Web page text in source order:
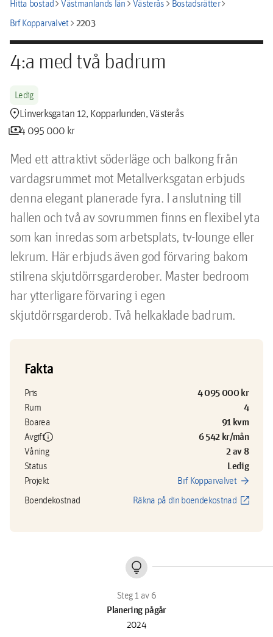
Hitta bostadchevron_rightVästmanlands länchevron_rightVästeråschevron_rightBostadsrätterchevron_right
Brf Kopparvalvetchevron_right2203
4:a med två badrum
Ledig
location_pinLinverksgatan 12, Kopparlunden, Västerås
payments4 095 000 kr
Med ett attraktivt söderläge och balkong från
vardagsrummet mot Metallverksgatan erbjuds
denna elegant planerade fyra. I anslutning till
hallen och två av sovrummen finns en flexibel yta
som kan inredas som arbetsplats, tv-lounge eller
lekrum. Här erbjuds även god förvaring bakom
stilrena skjutdörrsgarderober. Master bedroom
har ytterligare förvaring i egen
skjutdörrsgarderob. Två helkaklade badrum.
Fakta
Pris 4 095 000 kr
Rum 4
Boarea 91 kvm
Avgiftinfo 6 542 kr/mån
Våning 2 av 8
Status Ledig
Projekt Brf Kopparvalvet arrow_forward
Boendekostnad Räkna på din boendekostnad open_in_new
lightbulb
Planering pågår
2024